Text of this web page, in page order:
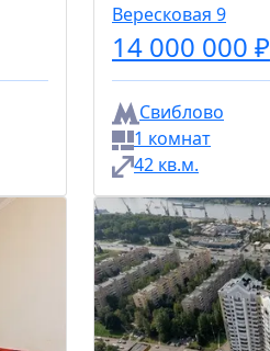
Вересковая 9
14 000 000 ₽
Свиблово
1 комнат
42 кв.м.